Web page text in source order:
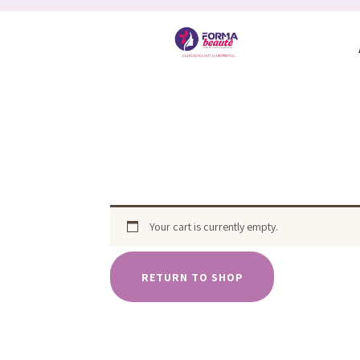
Your cart is currently empty.
RETURN TO SHOP